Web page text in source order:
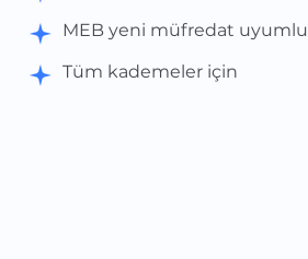
MEB yeni müfredat uyumlu
Tüm kademeler için